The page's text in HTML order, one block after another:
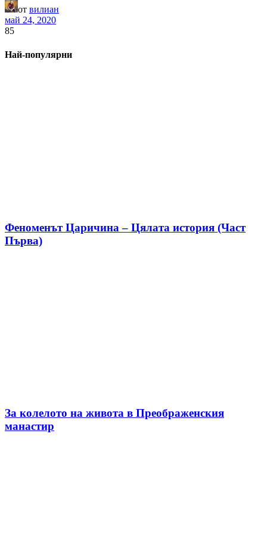
от вилиан
май 24, 2020
85
Най-популярни
Феноменът Царичина – Цялата история (Част
Първа)
За колелото на живота в Преображенския
манастир